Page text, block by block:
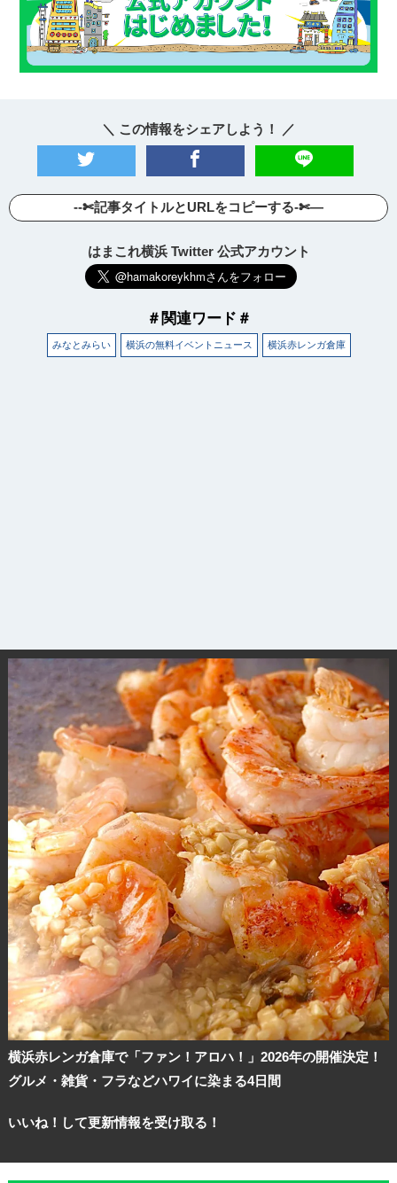
＼ この情報をシェアしよう！ ／
--✄記事タイトルとURLをコピーする-✄—
はまこれ横浜 Twitter 公式アカウント
＃関連ワード＃
みなとみらい 横浜の無料イベントニュース 横浜赤レンガ倉庫
横浜赤レンガ倉庫で「ファン！アロハ！」2026年の開催決定！
グルメ・雑貨・フラなどハワイに染まる4日間
いいね！して更新情報を受け取る！
観光ガイド
ランキング
ブログ記事
サイトについて